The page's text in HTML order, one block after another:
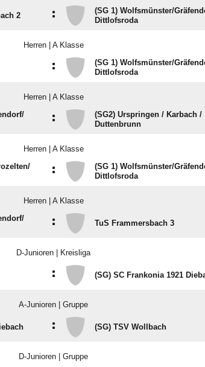
2 :
(SG 1) Wolfsmünster/​
Dittlofsroda
Herren | A Klasse
:
(SG 1) Wolfsmünster/​
Dittlofsroda
Herren | A Klasse
:
(SG2) Urspringen /​ Karbach /​
Duttenbrunn
Herren | A Klasse
:
(SG 1) Wolfsmünster/​
Dittlofsroda
Herren | A Klasse
: TuS Frammersbach 3
D-Junioren | Kreisliga
: (SG) SC Frankonia 1921
A-Junioren | Gruppe
: (SG) TSV Wollbach
D-Junioren | Gruppe